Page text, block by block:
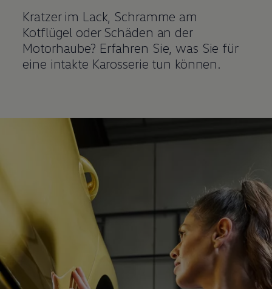
Kratzer im Lack, Schramme am
Kotflügel oder Schäden an der
Motorhaube? Erfahren Sie, was Sie für
eine intakte Karosserie tun können.